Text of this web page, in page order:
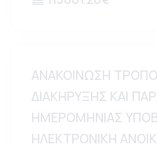
ΑΝΑΚΟΙΝΩΣΗ
ΔΙΑΚΗΡΥΞΗΣ ΚΑΙ
ΗΜΕΡΟΜΗΝΙΑΣ
ΗΛΕΚΤΡΟΝΙΚΗ